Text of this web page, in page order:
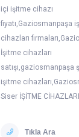
içi işitme cihazı
fiyatı,Gaziosmanpaşa
cihazları
İşitme cihazları
satışı,gaziosmanpaşa
işitme
Siser İŞİTME
Tıkla Ara